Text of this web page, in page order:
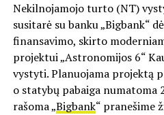
Nekilnojamojo turto (NT)
susitarė su banku „Bigbank“
finansavimo, skirto
projektui „Astronomijos 6“
vystyti. Planuojama projektą
o statybų pabaiga numatoma
rašoma „Bigbank“ pranešime